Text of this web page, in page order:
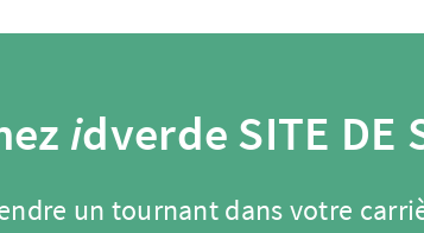
idverde SITE DE
un tournant dans votre